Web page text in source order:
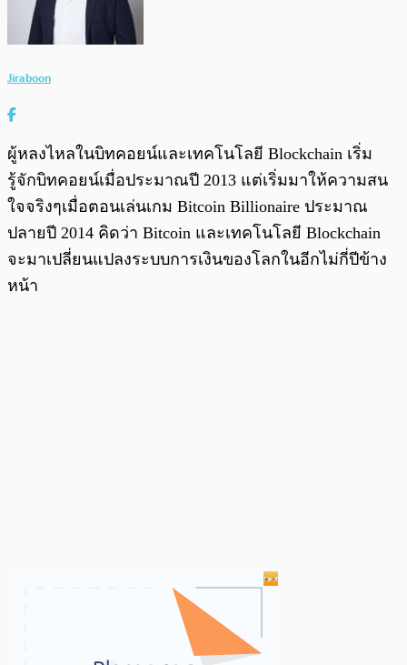
Jiraboon
ผู้หลงไหลในบิทคอยน์และเทคโนโลยี Blockchain เริ่ม
รู้จักบิทคอยน์เมื่อประมาณปี 2013 แต่เริ่มมาให้ความสน
ใจจริงๆเมื่อตอนเล่นเกม Bitcoin Billionaire ประมาณ
ปลายปี 2014 คิดว่า Bitcoin และเทคโนโลยี Blockchain
จะมาเปลี่ยนแปลงระบบการเงินของโลกในอีกไม่กี่ปีข้าง
หน้า